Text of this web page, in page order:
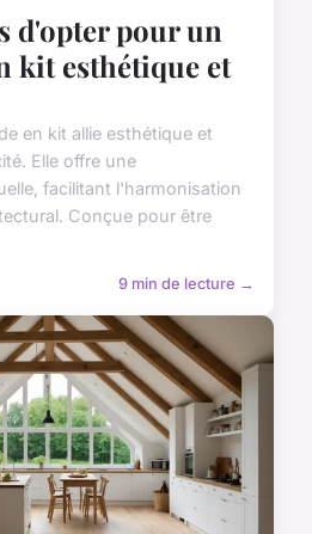
d'opter pour un
kit esthétique et
en kit allie esthétique et
Elle offre une
facilitant l'harmonisation
Conçue pour être
9 min de lecture →